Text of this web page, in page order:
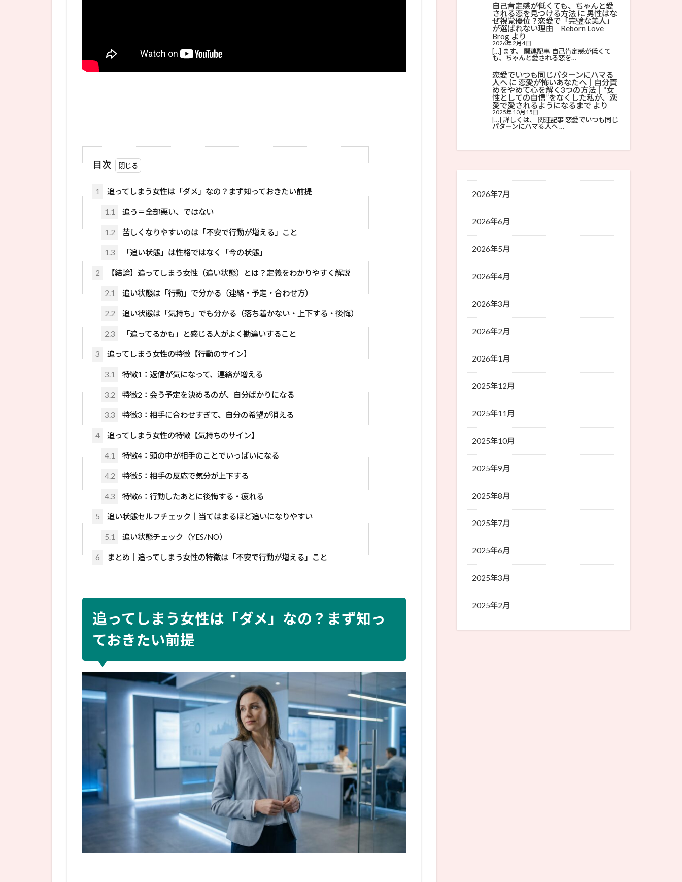
目次
1 追ってしまう女性は「ダメ」なの？まず知っておきたい前提
1.1 追う＝全部悪い、ではない
1.2 苦しくなりやすいのは「不安で行動が増える」こと
1.3 「追い状態」は性格ではなく「今の状態」
2 【結論】追ってしまう女性（追い状態）とは？定義をわかりやすく解説
2.1 追い状態は「行動」で分かる（連絡・予定・合わせ方）
2.2 追い状態は「気持ち」でも分かる（落ち着かない・上下する・後悔）
2.3 「追ってるかも」と感じる人がよく勘違いすること
3 追ってしまう女性の特徴【行動のサイン】
3.1 特徴1：返信が気になって、連絡が増える
3.2 特徴2：会う予定を決めるのが、自分ばかりになる
3.3 特徴3：相手に合わせすぎて、自分の希望が消える
4 追ってしまう女性の特徴【気持ちのサイン】
4.1 特徴4：頭の中が相手のことでいっぱいになる
4.2 特徴5：相手の反応で気分が上下する
4.3 特徴6：行動したあとに後悔する・疲れる
5 追い状態セルフチェック｜当てはまるほど追いになりやすい
5.1 追い状態チェック（YES/NO）
6 まとめ｜追ってしまう女性の特徴は「不安で行動が増える」こと
追ってしまう女性は「ダメ」なの？まず知っ
ておきたい前提
自己肯定感が低くても、ちゃんと愛
される恋を見つける方法 に男性はな
ぜ視覚優位？恋愛で「完璧な美人」
が選ばれない理由│Reborn Love
Brog より
2026年2月4日
[…] ます。 関連記事 自己肯定感が低くて
も、ちゃんと愛される恋を…
恋愛でいつも同じパターンにハマる
人へ に 恋愛が怖いあなたへ｜自分責
めをやめて心を解く3つの方法│“女
性としての自信”をなくした私が、恋
愛で愛されるようになるまで より
2025年10月15日
[…] 詳しくは、 関連記事 恋愛でいつも同じ
パターンにハマる人へ …
2026年7月
2026年6月
2026年5月
2026年4月
2026年3月
2026年2月
2026年1月
2025年12月
2025年11月
2025年10月
2025年9月
2025年8月
2025年7月
2025年6月
2025年3月
2025年2月